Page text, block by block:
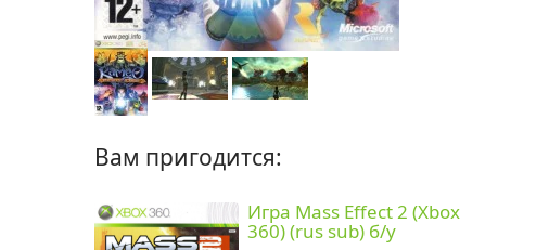
Вам пригодится:
Игра Mass Effect 2 (Xbox
360) (rus sub) б/у